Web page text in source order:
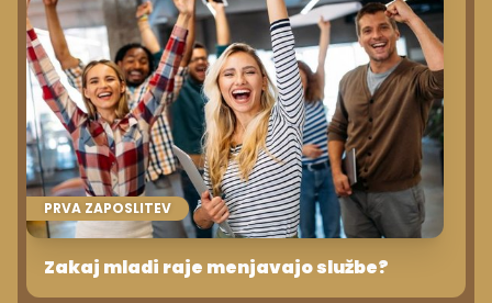
PRVA ZAPOSLITEV
Zakaj mladi raje menjavajo službe?